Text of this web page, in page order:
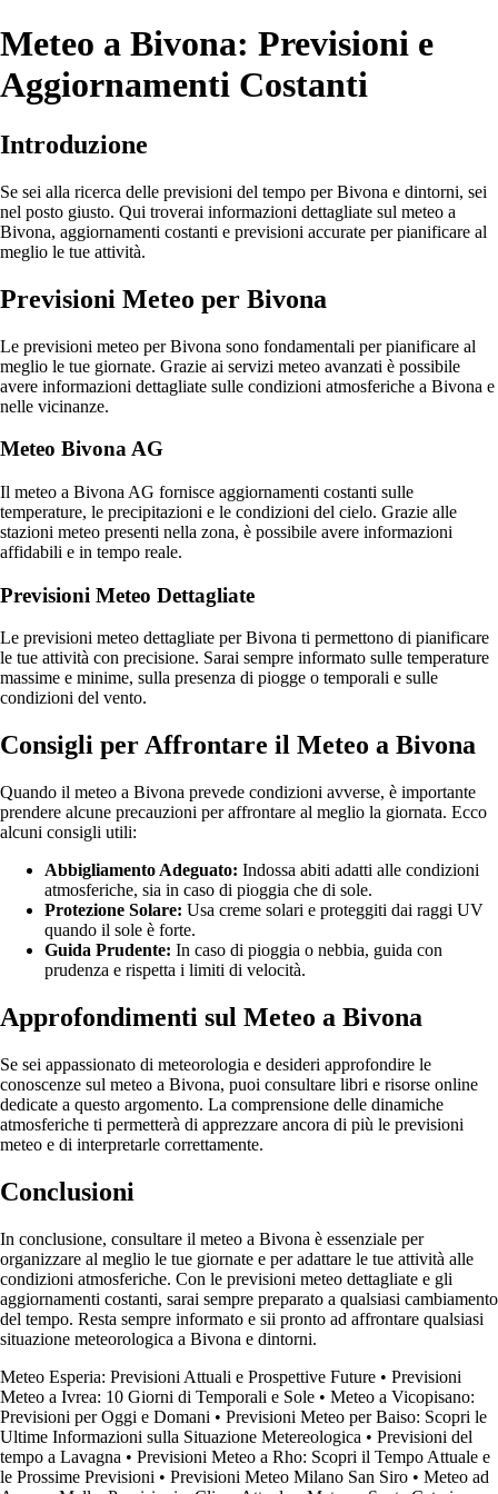
Meteo a Bivona: Previsioni e
Aggiornamenti Costanti
Introduzione
Se sei alla ricerca delle previsioni del tempo per Bivona e dintorni, sei
nel posto giusto. Qui troverai informazioni dettagliate sul meteo a
Bivona, aggiornamenti costanti e previsioni accurate per pianificare al
meglio le tue attività.
Previsioni Meteo per Bivona
Le previsioni meteo per Bivona sono fondamentali per pianificare al
meglio le tue giornate. Grazie ai servizi meteo avanzati è possibile
avere informazioni dettagliate sulle condizioni atmosferiche a Bivona e
nelle vicinanze.
Meteo Bivona AG
Il meteo a Bivona AG fornisce aggiornamenti costanti sulle
temperature, le precipitazioni e le condizioni del cielo. Grazie alle
stazioni meteo presenti nella zona, è possibile avere informazioni
affidabili e in tempo reale.
Previsioni Meteo Dettagliate
Le previsioni meteo dettagliate per Bivona ti permettono di pianificare
le tue attività con precisione. Sarai sempre informato sulle temperature
massime e minime, sulla presenza di piogge o temporali e sulle
condizioni del vento.
Consigli per Affrontare il Meteo a Bivona
Quando il meteo a Bivona prevede condizioni avverse, è importante
prendere alcune precauzioni per affrontare al meglio la giornata. Ecco
alcuni consigli utili:
Abbigliamento Adeguato: Indossa abiti adatti alle condizioni
atmosferiche, sia in caso di pioggia che di sole.
Protezione Solare: Usa creme solari e proteggiti dai raggi UV
quando il sole è forte.
Guida Prudente: In caso di pioggia o nebbia, guida con
prudenza e rispetta i limiti di velocità.
Approfondimenti sul Meteo a Bivona
Se sei appassionato di meteorologia e desideri approfondire le
conoscenze sul meteo a Bivona, puoi consultare libri e risorse online
dedicate a questo argomento. La comprensione delle dinamiche
atmosferiche ti permetterà di apprezzare ancora di più le previsioni
meteo e di interpretarle correttamente.
Conclusioni
In conclusione, consultare il meteo a Bivona è essenziale per
organizzare al meglio le tue giornate e per adattare le tue attività alle
condizioni atmosferiche. Con le previsioni meteo dettagliate e gli
aggiornamenti costanti, sarai sempre preparato a qualsiasi cambiamento
del tempo. Resta sempre informato e sii pronto ad affrontare qualsiasi
situazione meteorologica a Bivona e dintorni.
Meteo Esperia: Previsioni Attuali e Prospettive Future • Previsioni
Meteo a Ivrea: 10 Giorni di Temporali e Sole • Meteo a Vicopisano:
Previsioni per Oggi e Domani • Previsioni Meteo per Baiso: Scopri le
Ultime Informazioni sulla Situazione Metereologica • Previsioni del
tempo a Lavagna • Previsioni Meteo a Rho: Scopri il Tempo Attuale e
le Prossime Previsioni • Previsioni Meteo Milano San Siro • Meteo ad